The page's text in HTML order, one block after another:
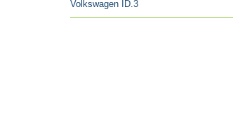
Volkswagen ID.3